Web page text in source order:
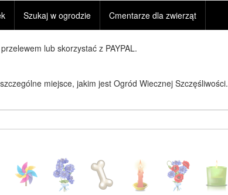
Szukaj w ogrodzie Cmentarze dla zwierząt
lub skorzystać z PAYPAL.
miejsce, jakim jest Ogród Wiecznej Szczęśliwości.